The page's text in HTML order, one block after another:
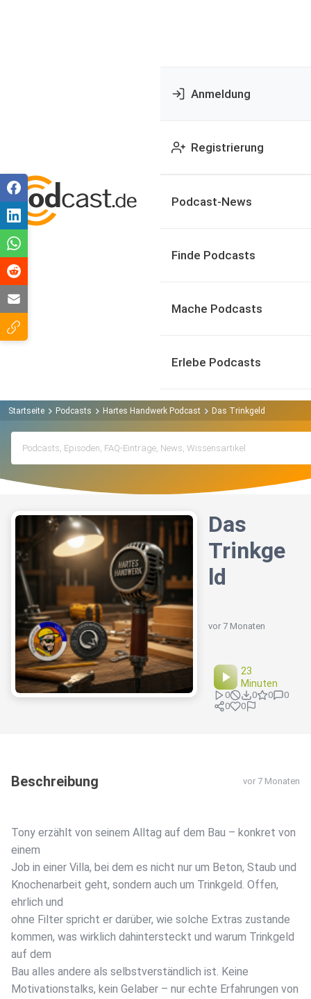
Anmeldung
Registrierung
Podcast-News
Finde Podcasts
Mache Podcasts
Erlebe Podcasts
Startseite Podcasts Hartes Handwerk Podcast Das Trinkgeld
Das
Trinkge
ld
vor 7 Monaten
23
Minuten
0 0 0
0
0
0
Beschreibung vor 7 Monaten
Tony erzählt von seinem Alltag auf dem Bau – konkret von
einem
Job in einer Villa, bei dem es nicht nur um Beton, Staub und
Knochenarbeit geht, sondern auch um Trinkgeld. Offen,
ehrlich und
ohne Filter spricht er darüber, wie solche Extras zustande
kommen, was wirklich dahintersteckt und warum Trinkgeld
auf dem
Bau alles andere als selbstverständlich ist. Keine
Motivationstalks, kein Gelaber – nur echte Erfahrungen von